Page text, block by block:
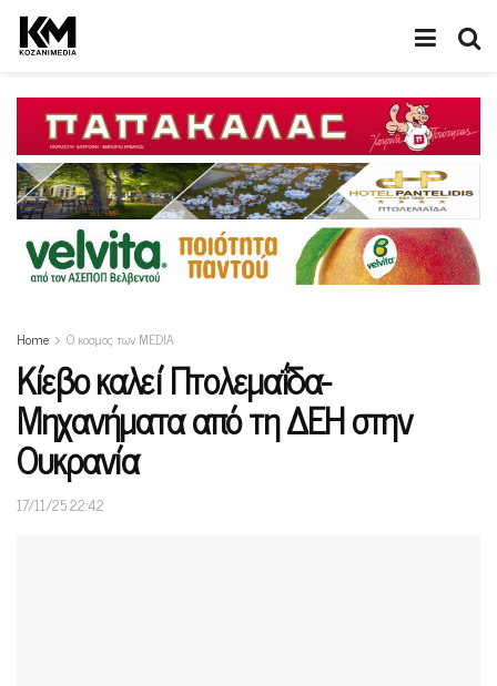
Home Ο κοσμος των MEDIA
Κίεβο καλεί Πτολεμαΐδα-
Μηχανήματα από τη ΔΕΗ στην
Ουκρανία
17/11/25 22:42